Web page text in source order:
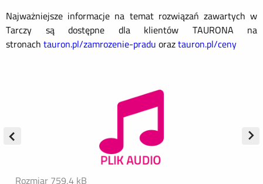
Najważniejsze informacje na temat rozwiązań zawartych w
Tarczy są dostępne dla klientów TAURONA na
stronach tauron.pl/zamrozenie-pradu oraztauron.pl/ceny
Rozmiar 759,4 kB